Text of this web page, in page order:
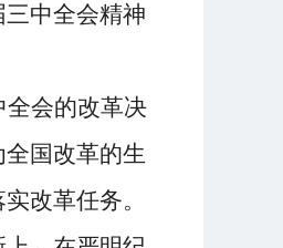
中全会精神
全会的改革决
国改革的生
改革任务。